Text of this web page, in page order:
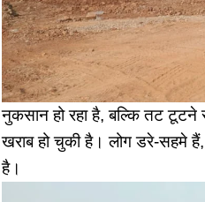
नुकसान हो रहा है, बल्कि तट टूटने
खराब हो चुकी है। लोग डरे-सहमे
है।